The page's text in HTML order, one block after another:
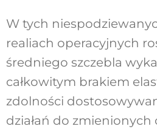
W tych
realiach operacyjnych
średniego szczebla
całkowitym brakiem
zdolności
działań do zmienionych